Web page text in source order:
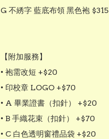
G 不綉字 藍底布領 黑色袍 $315
【附加服務】
• 袍需改短 +$20
• 印校章 LOGO +$70
• A 畢業證書（扣針） +$20
• B 手織花束（扣針） +$70
• C 白色透明窗禮品袋 +$20